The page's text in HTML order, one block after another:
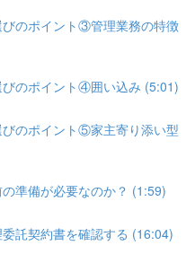
のポイント③管理業務の特徴
のポイント④囲い込み (5:01)
のポイント⑤家主寄り添い型
準備が必要なのか？ (1:59)
託契約書を確認する (16:04)